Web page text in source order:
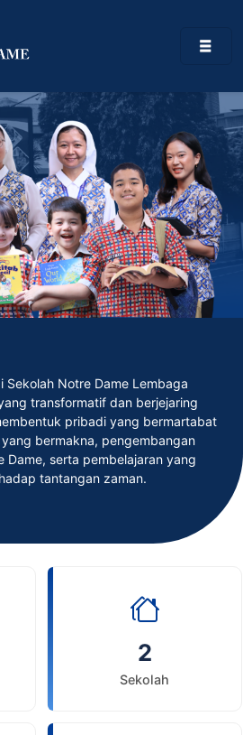
Sekolah Notre Dame Lembaga
transformatif dan berjejaring
pribadi yang bermartabat
bermakna, pengembangan
Dame, serta pembelajaran yang
tantangan zaman.
2
Sekolah